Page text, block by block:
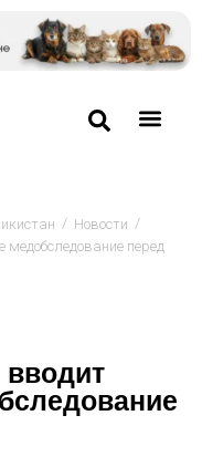
/ Новости /
медобследование перед